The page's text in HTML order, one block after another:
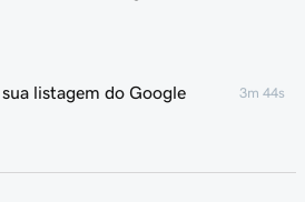
listagem do Google
3m 44s